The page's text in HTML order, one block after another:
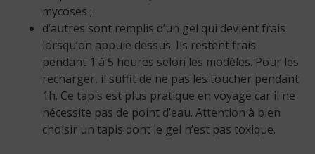
mycoses ;
d’autres sont remplis d’un gel qui devient frais
lorsqu’on appuie dessus. Ils restent frais
pendant 1 à 5 heures selon les modèles. Pour les
recharger, il suffit de ne pas les toucher pendant
1h. Ce tapis est plus pratique en voyage car il ne
nécessite pas de point d’eau. Attention à bien
choisir un tapis dont le gel n’est pas toxique.